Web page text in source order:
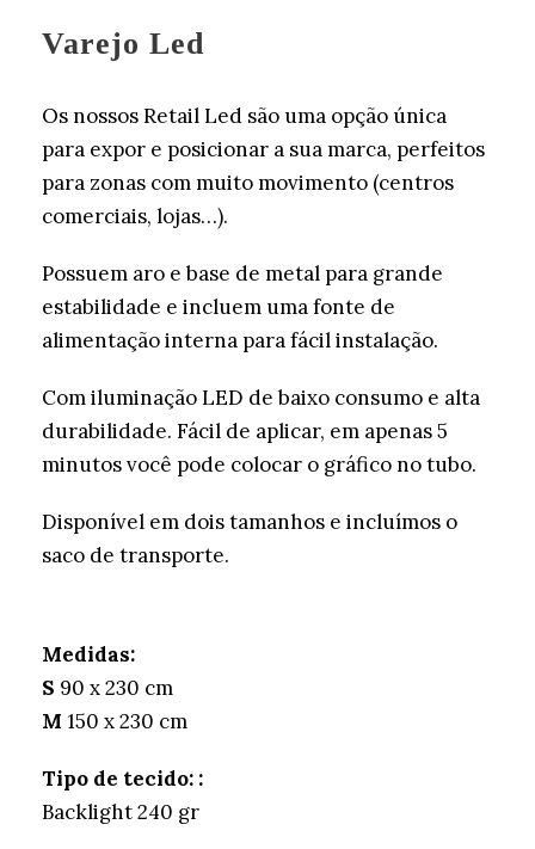
Varejo Led
Os nossos Retail Led são uma opção única
para expor e posicionar a sua marca, perfeitos
para zonas com muito movimento (centros
comerciais, lojas…).
Possuem aro e base de metal para grande
estabilidade e incluem uma fonte de
alimentação interna para fácil instalação.
Com iluminação LED de baixo consumo e alta
durabilidade. Fácil de aplicar, em apenas 5
minutos você pode colocar o gráfico no tubo.
Disponível em dois tamanhos e incluímos o
saco de transporte.
Medidas:
S 90 x 230 cm
M 150 x 230 cm
Tipo de tecido: :
Backlight 240 gr